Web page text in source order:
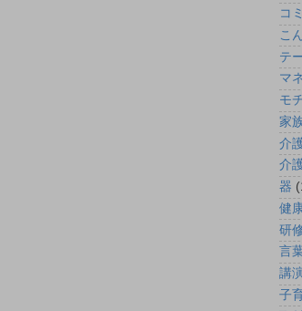
コ
こ
テ
マ
モ
家
介
介
器
健
研
言
講
子